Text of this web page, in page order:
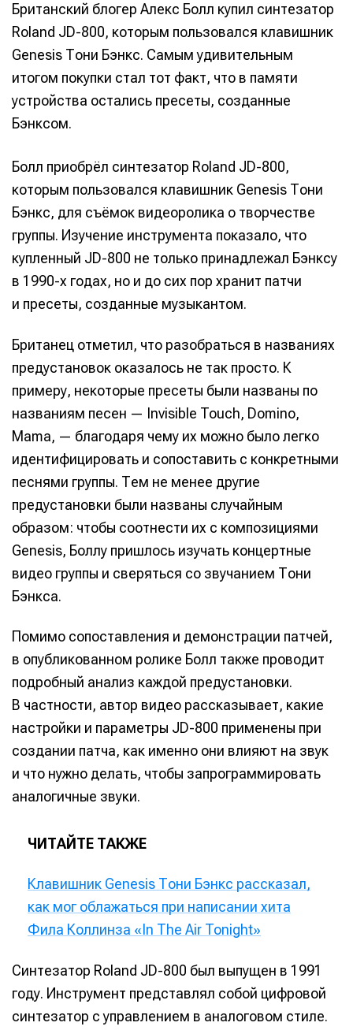
Британский блогер Алекс Болл купил синтезатор
Roland JD-800, которым пользовался клавишник
Genesis Тони Бэнкс. Самым удивительным
итогом покупки стал тот факт, что в памяти
устройства остались пресеты, созданные
Бэнксом.
Болл приобрёл синтезатор Roland JD-800,
которым пользовался клавишник Genesis Тони
Бэнкс, для съёмок видеоролика о творчестве
группы. Изучение инструмента показало, что
купленный JD-800 не только принадлежал Бэнксу
в 1990-х годах, но и до сих пор хранит патчи
и пресеты, созданные музыкантом.
Британец отметил, что разобраться в названиях
предустановок оказалось не так просто. К
примеру, некоторые пресеты были названы по
названиям песен — Invisible Touch, Domino,
Mama, — благодаря чему их можно было легко
идентифицировать и сопоставить с конкретными
песнями группы. Тем не менее другие
предустановки были названы случайным
образом: чтобы соотнести их с композициями
Genesis, Боллу пришлось изучать концертные
видео группы и сверяться со звучанием Тони
Бэнкса.
Помимо сопоставления и демонстрации патчей,
в опубликованном ролике Болл также проводит
подробный анализ каждой предустановки.
В частности, автор видео рассказывает, какие
настройки и параметры JD-800 применены при
создании патча, как именно они влияют на звук
и что нужно делать, чтобы запрограммировать
аналогичные звуки.
ЧИТАЙТЕ ТАКЖЕ
Клавишник Genesis Тони Бэнкс рассказал,
как мог облажаться при написании хита
Фила Коллинза «In The Air Tonight»
Синтезатор Roland JD-800 был выпущен в 1991
году. Инструмент представлял собой цифровой
синтезатор с управлением в аналоговом стиле.